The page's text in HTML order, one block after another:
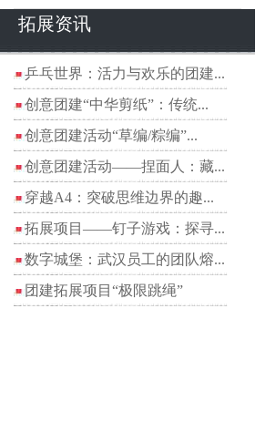
拓展资讯
乒乓世界：活力与欢乐的团建...
创意团建“中华剪纸”：传统...
创意团建活动“草编/粽编”...
创意团建活动——捏面人：藏...
穿越A4：突破思维边界的趣...
拓展项目——钉子游戏：探寻...
数字城堡：武汉员工的团队熔...
团建拓展项目“极限跳绳”